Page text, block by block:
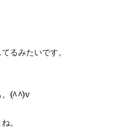
るみたいです。
。(^^)v
。